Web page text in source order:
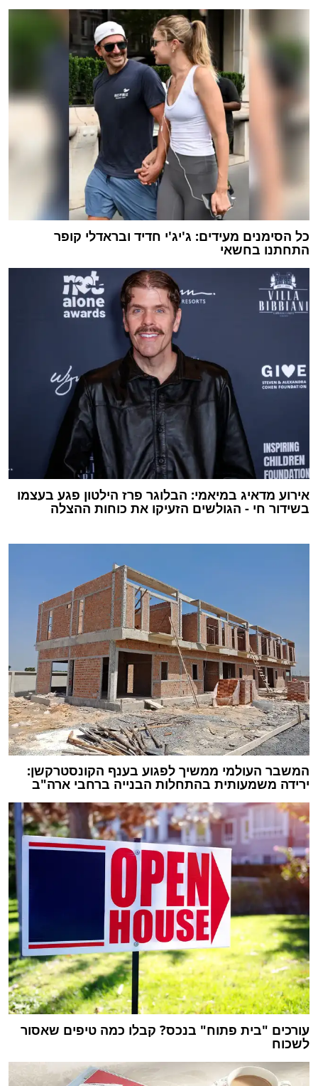
כל הסימנים מעידים: ג'יג'י חדיד ובראדלי קופר
התחתנו בחשאי
אירוע מדאיג במיאמי: הבלוגר פרז הילטון פגע בעצמו
בשידור חי - הגולשים הזעיקו את כוחות ההצלה
המשבר העולמי ממשיך לפגוע בענף הקונסטרקשן:
ירידה משמעותית בהתחלות הבנייה ברחבי ארה"ב
עורכים "בית פתוח" בנכס? קבלו כמה טיפים שאסור
לשכוח